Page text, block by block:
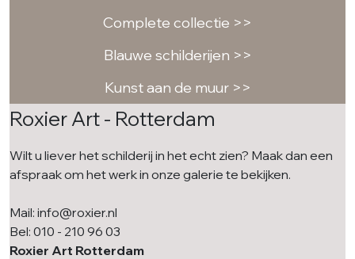
Complete collectie >>
Blauwe schilderijen >>
Kunst aan de muur >>
Roxier Art - Rotterdam
Wilt u liever het schilderij in het echt zien? Maak dan een
afspraak om het werk in onze galerie te bekijken.
Mail: info@roxier.nl
Bel: 010 - 210 96 03
Roxier Art Rotterdam